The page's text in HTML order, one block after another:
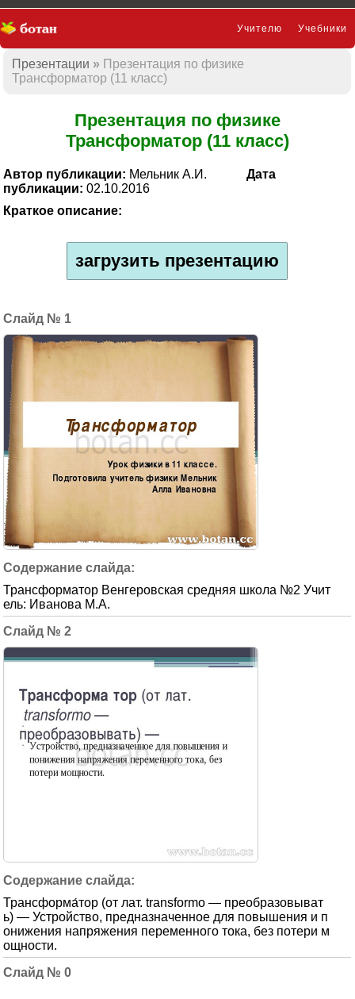
Учебники
Учителю
Презентации
Презентация по физике
Трансформатор (11 класс)
Презентация по физике
Трансформатор (11 класс)
Автор публикации: Мельник А.И.
Дата
публикации: 02.10.2016
Краткое описание:
загрузить презентацию
1
Трансформатор Венгеровская средняя школа №2 Учит
ель: Иванова М.А.
2
Трансформа́тор (от лат. transformo — преобразовыват
ь) — Устройство, предназначенное для повышения и п
онижения напряжения переменного тока, без потери м
ощности.
0